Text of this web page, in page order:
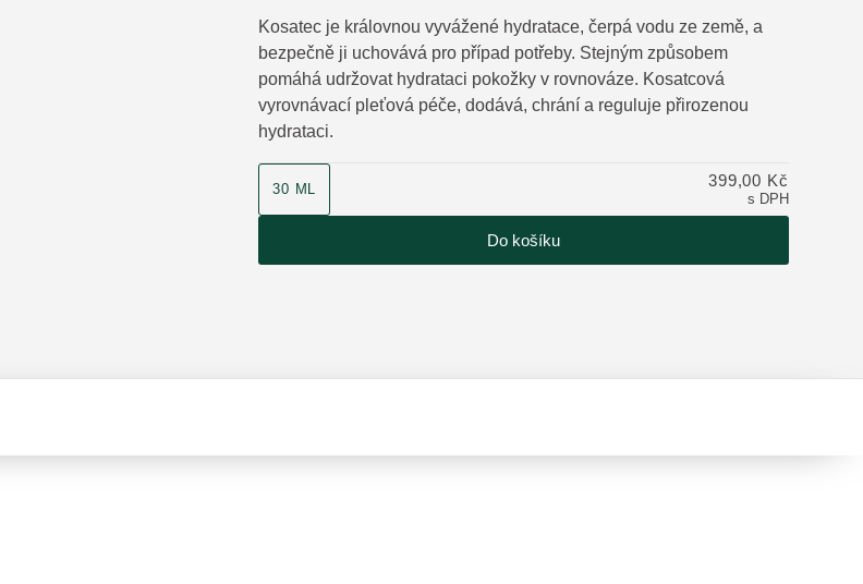
Kosatec je královnou vyvážené hydratace, čerpá vodu ze země, a
bezpečně ji uchovává pro případ potřeby. Stejným způsobem
pomáhá udržovat hydrataci pokožky v rovnováze. Kosatcová
vyrovnávací pleťová péče, dodává, chrání a reguluje přirozenou
hydrataci.
30 ML
s DPH
399,00 Kč
Do košíku